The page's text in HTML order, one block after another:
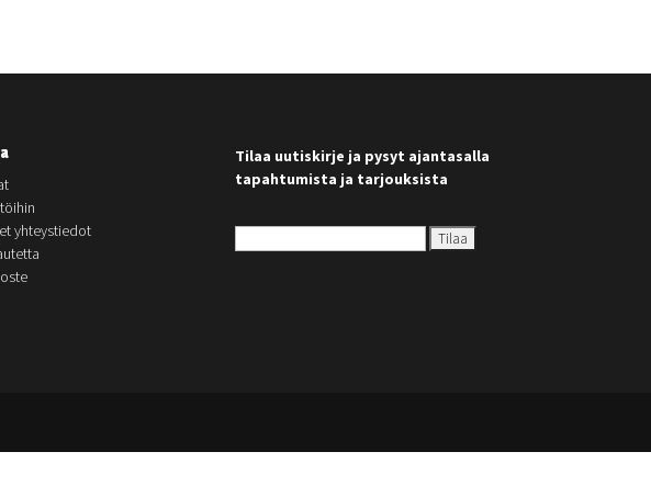
yhteystiedot
Tilaa uutiskirje ja pysyt ajantasalla
tapahtumista ja tarjouksista